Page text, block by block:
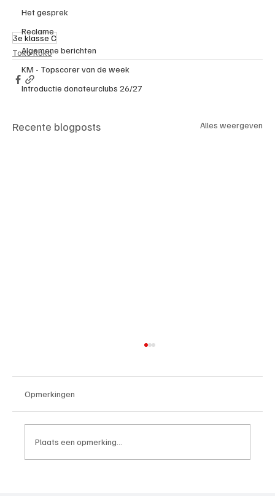
Het gesprek
Reclame
Algemene berichten
KM - Topscorer van de week
Introductie donateurclubs 26/27
3e klasse C
Toko Roko
Recente blogposts Alles weergeven
Opmerkingen
Plaats een opmerking...